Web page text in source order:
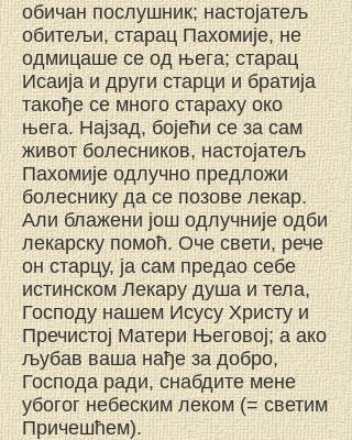
обичан послушник; настојатељ
обитељи, старац Пахомије, не
одмицаше се од њега; старац
Исаија и други старци и братија
такође се много стараху око
њега. Најзад, бојећи се за сам
живот болесников, настојатељ
Пахомије одлучно предложи
болеснику да се позове лекар.
Али блажени још одлучније одби
лекарску помоћ. Оче свети, рече
он старцу, ја сам предао себе
истинском Лекару душа и тела,
Господу нашем Исусу Христу и
Пречистој Матери Његовој; а ако
љубав ваша нађе за добро,
Господа ради, снабдите мене
убогог небеским леком (= светим
Причешћем).